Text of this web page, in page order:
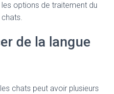
options de traitement du
de la langue
chats peut avoir plusieurs